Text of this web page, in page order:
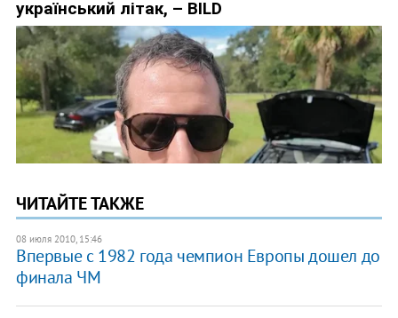
ЧИТАЙТЕ ТАКЖЕ
08 июля 2010, 15:46
Впервые с 1982 года чемпион Европы дошел до
финала ЧМ